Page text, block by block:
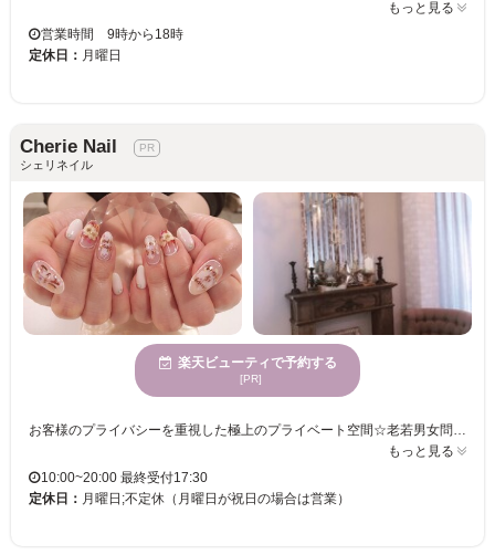
もっと見る
営業時間 9時から18時
定休日： 月曜日
Cherie Nail
シェリネイル
楽天ビューティで予約する
[PR]
お客様のプライバシーを重視した極上のプライベート空間☆老若男女問わず来ていただけるサロン☆プロの技を独り占め！カウンセリングから仕上げまでマンツーマンで対応♪お客様の理想を叶えるため、種類豊富にメニューをご用意しております♪
もっと見る
10:00~20:00 最終受付17:30
定休日： 月曜日;不定休（月曜日が祝日の場合は営業）